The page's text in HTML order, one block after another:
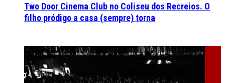
Two Door Cinema Club no Coliseu dos Recreios. O
filho pródigo a casa (sempre) torna